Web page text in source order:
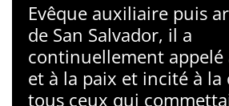
Evêque auxiliaire puis
de San Salvador, il a
continuellement appelé
et à la paix et incité à la
tous ceux qui